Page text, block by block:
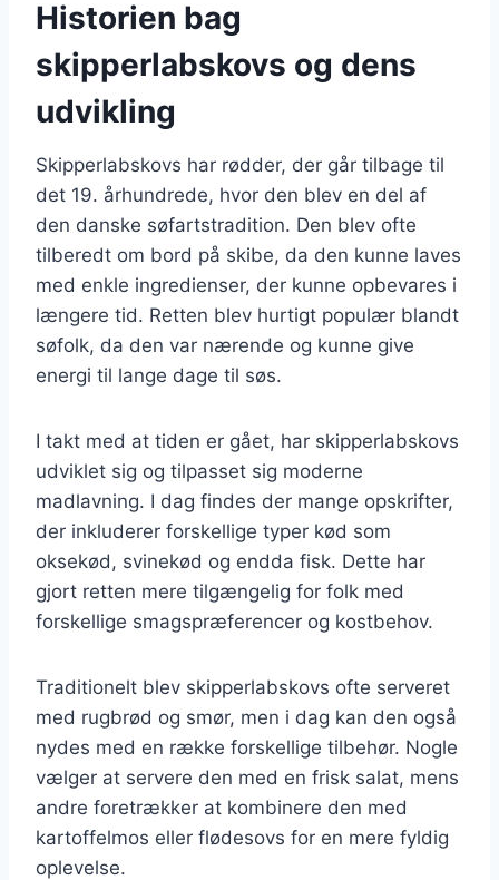
Historien bag
skipperlabskovs og dens
udvikling
Skipperlabskovs har rødder, der går tilbage til
det 19. århundrede, hvor den blev en del af
den danske søfartstradition. Den blev ofte
tilberedt om bord på skibe, da den kunne laves
med enkle ingredienser, der kunne opbevares i
længere tid. Retten blev hurtigt populær blandt
søfolk, da den var nærende og kunne give
energi til lange dage til søs.
I takt med at tiden er gået, har skipperlabskovs
udviklet sig og tilpasset sig moderne
madlavning. I dag findes der mange opskrifter,
der inkluderer forskellige typer kød som
oksekød, svinekød og endda fisk. Dette har
gjort retten mere tilgængelig for folk med
forskellige smagspræferencer og kostbehov.
Traditionelt blev skipperlabskovs ofte serveret
med rugbrød og smør, men i dag kan den også
nydes med en række forskellige tilbehør. Nogle
vælger at servere den med en frisk salat, mens
andre foretrækker at kombinere den med
kartoffelmos eller flødesovs for en mere fyldig
oplevelse.